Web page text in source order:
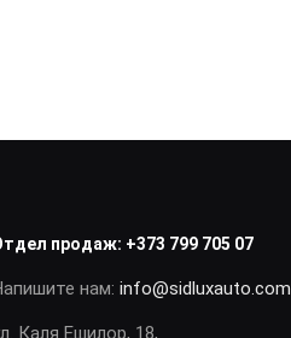
продаж: +373 799 705 07
нам:info@sidluxauto.com
Каля Ешилор, 18,